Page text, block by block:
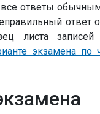
ответы
ответ
листа
экзамена по